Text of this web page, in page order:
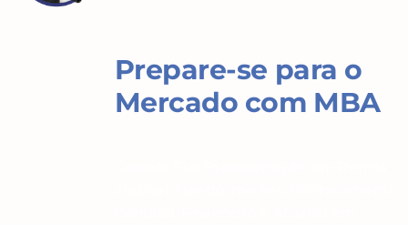
Prepare-se para o
Mercado com MBA